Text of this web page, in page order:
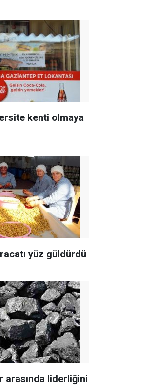
kenti olmaya
yüz güldürdü
arasında liderliğini